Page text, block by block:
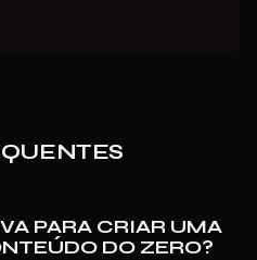
PARA CRIAR UMA
DO ZERO?